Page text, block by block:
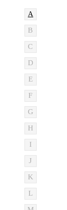
A
B
C
D
E
F
G
H
I
J
K
L